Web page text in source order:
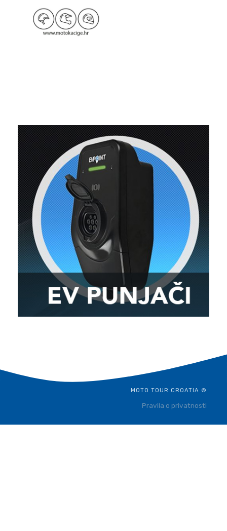
MOTO TOUR CROATIA ©
Pravila o privatnosti